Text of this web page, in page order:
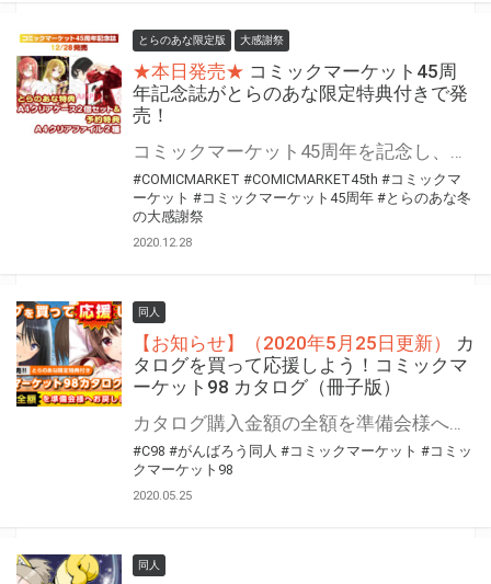
とらのあな限定版 大感謝祭
★本日発売★ コミックマーケット45周
年記念誌がとらのあな限定特典付きで発
売！
コミックマーケット45周年を記念し、約200名の豪華作家によるイラスト集が発売！ とらのあなでは特典A4クリアケース2種＆予約特典クリアファイル2種をお付けします！
#COMICMARKET #COMICMARKET45th #コミックマ
ーケット #コミックマーケット45周年 #とらのあな冬
の大感謝祭
2020.12.28
同人
【お知らせ】（2020年5月25日更新）
カ
タログを買って応援しよう！コミックマ
ーケット98 カタログ（冊子版）
カタログ購入金額の全額を準備会様へお戻し致します。 ※決済手数料・消費税を除きます。 コミックマーケット98開催中止に伴い、とらのあなではカタログ購入金額の全額を準備会様へお戻しさせて頂き、今後の開催に向けて支援させて頂きます。 カタログのご購入を通じた準備会様へのご支援をよろしくお願い致します！ 【お知らせ】（2020年5月25日更新） カタログの販売は5月31日(日)までとなります。 なお、特典引換券をお持ちの方は、引き換え期限も同日となりますので、お早めにお引き換えをお願い致します。
#C98 #がんばろう同人 #コミックマーケット #コミッ
クマーケット98
2020.05.25
同人